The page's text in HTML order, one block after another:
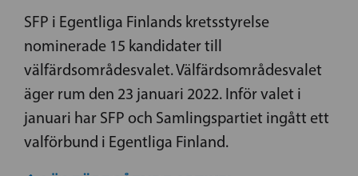
SFP i Egentliga Finlands kretsstyrelse
nominerade 15 kandidater till
välfärdsområdesvalet. Välfärdsområdesvalet
äger rum den 23 januari 2022. Inför valet i
januari har SFP och Samlingspartiet ingått ett
valförbund i Egentliga Finland.